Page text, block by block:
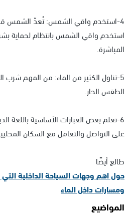
4-استخدم واقي الشمس: تُعدّ الشمس
استخدم واقي الشمس بانتظام لحماية
المباشرة.
5-تناول الكثير من الماء: من المهم شرب
الطقس الحار.
6-تعلم بعض العبارات الأساسية
على التواصل والتعامل مع السكان
طالع أيضًا
حول اهم وجهات السياحة الداخلية
ومسارات داخل الماء
المواضيع